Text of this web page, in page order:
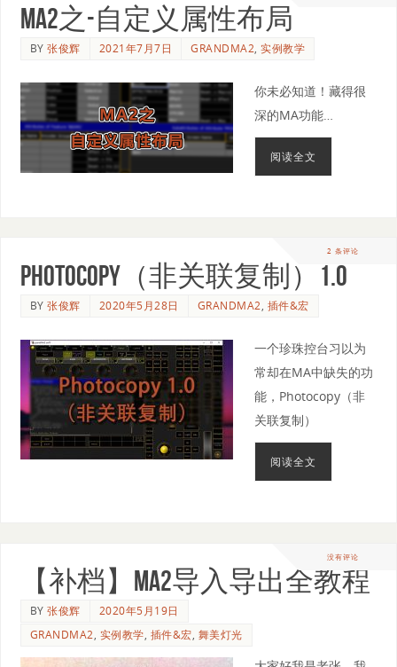
MA2之-自定义属性布局
BY张俊辉 2021年7月7日 GRANDMA2,实例教学
你未必知道！藏得很
深的MA功能…
阅读全文
2 条评论
Photocopy（非关联复制）1.0
BY张俊辉 2020年5月28日 GRANDMA2, 插件&宏
一个珍珠控台习以为
常却在MA中缺失的功
能，Photocopy（非
关联复制）
阅读全文
没有评论
【补档】MA2导入导出全教程
BY张俊辉
2020年5月19日
GRANDMA2, 实例教学, 插件&宏, 舞美灯光